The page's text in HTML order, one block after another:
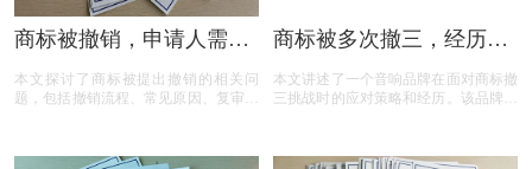
商标被撤销，申请人需担
本文探讨了商标被提出撤销的相关问
题，包括撤销流程、常见原因、复审与
利人提供了全面的指导。
商标被多次撤三，经历答
本文讲述了一个音响品牌在面对商标撤
三挑战时的应对策略和经历。该品牌遭
据，品牌在复审中取得胜利，维护了商